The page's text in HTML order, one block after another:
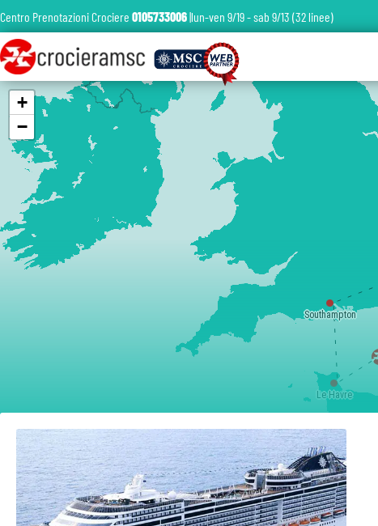
Le Havre
Southampton
+
−
Centro Prenotazioni Crociere 0105733006|lun-ven 9/19 - sab 9/13 (32 linee)